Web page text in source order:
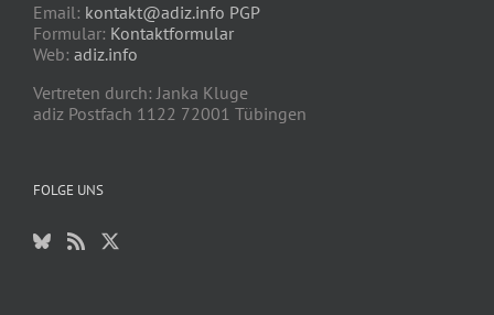
Email: kontakt@adiz.info PGP
Formular: Kontaktformular
Web: adiz.info
Vertreten durch: Janka Kluge
adiz Postfach 1122 72001 Tübingen
FOLGE UNS